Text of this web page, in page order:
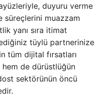
duyuru verme
muazzam
yanı sıra itimat
tüylü partnerinize
tüm dijital fırsatları
hem de dürüstlüğün
sektörünün öncü